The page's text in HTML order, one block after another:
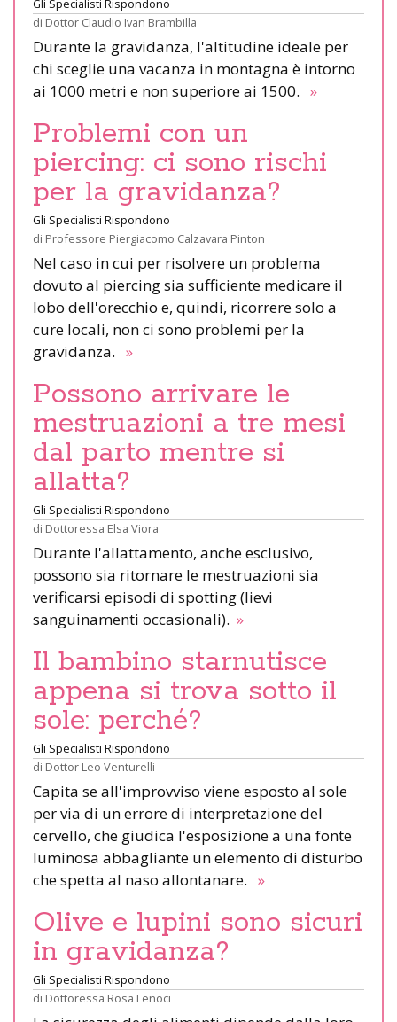
Gli Specialisti Rispondono
di Dottor Claudio Ivan Brambilla
Durante la gravidanza, l'altitudine ideale per
chi sceglie una vacanza in montagna è intorno
ai 1000 metri e non superiore ai 1500. »
Problemi con un
piercing: ci sono rischi
per la gravidanza?
Gli Specialisti Rispondono
di Professore Piergiacomo Calzavara Pinton
Nel caso in cui per risolvere un problema
dovuto al piercing sia sufficiente medicare il
lobo dell'orecchio e, quindi, ricorrere solo a
cure locali, non ci sono problemi per la
gravidanza. »
Possono arrivare le
mestruazioni a tre mesi
dal parto mentre si
allatta?
Gli Specialisti Rispondono
di Dottoressa Elsa Viora
Durante l'allattamento, anche esclusivo,
possono sia ritornare le mestruazioni sia
verificarsi episodi di spotting (lievi
sanguinamenti occasionali). »
Il bambino starnutisce
appena si trova sotto il
sole: perché?
Gli Specialisti Rispondono
di Dottor Leo Venturelli
Capita se all'improvviso viene esposto al sole
per via di un errore di interpretazione del
cervello, che giudica l'esposizione a una fonte
luminosa abbagliante un elemento di disturbo
che spetta al naso allontanare. »
Olive e lupini sono sicuri
in gravidanza?
Gli Specialisti Rispondono
di Dottoressa Rosa Lenoci